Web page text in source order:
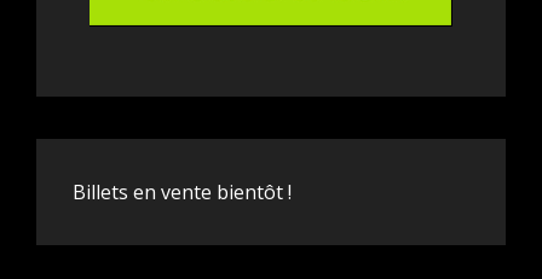
Billets en vente bientôt !